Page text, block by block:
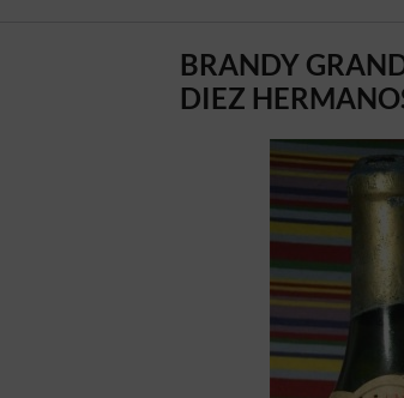
BRANDY
DIEZ